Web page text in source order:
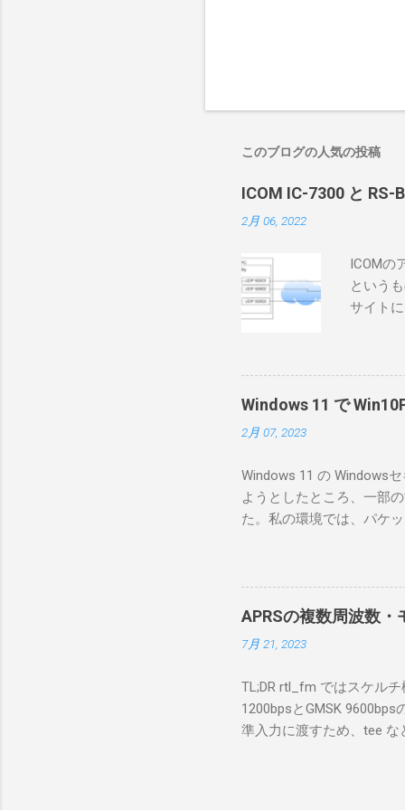
このブログの人気の投稿
ICOM IC-7300 と RS-
2月 06, 2022
ICOMの
という
サイト
ろうと
で、ハ
RS-
が持っ
が少な
にある
を行う
私の理
ている
る。
をUDP
信する
50003
BA1
Windows 11 で
2月 07, 2023
Windows 11 の Windows
ようとしたところ、一部
た。私の環境では、パケ
ンストールできなかった
ては pnputil というコマン
す。 Windows terminal
なファイルに、現在イン
上記のファイルから
バイダー名: Win10Pcap
08002be10318} ドライバ
Hardware Compatibility
APRSの複数周波数・
7月 21, 2023
TL;DR rtl_fm ではスケル
1200bpsとGMSK
準入力に渡すため、tee
f 431.04M -p 36 -s